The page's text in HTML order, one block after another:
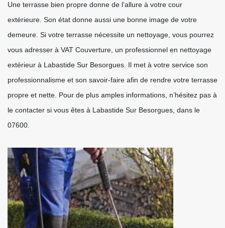
Une terrasse bien propre donne de l’allure à votre cour
extérieure. Son état donne aussi une bonne image de votre
demeure. Si votre terrasse nécessite un nettoyage, vous pourrez
vous adresser à VAT Couverture, un professionnel en nettoyage
extérieur à Labastide Sur Besorgues. Il met à votre service son
professionnalisme et son savoir-faire afin de rendre votre terrasse
propre et nette. Pour de plus amples informations, n’hésitez pas à
le contacter si vous êtes à Labastide Sur Besorgues, dans le
07600.